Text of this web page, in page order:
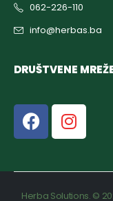
062-226-110
info@herbas.ba
DRUŠTVENE
Herba Solutions. ©